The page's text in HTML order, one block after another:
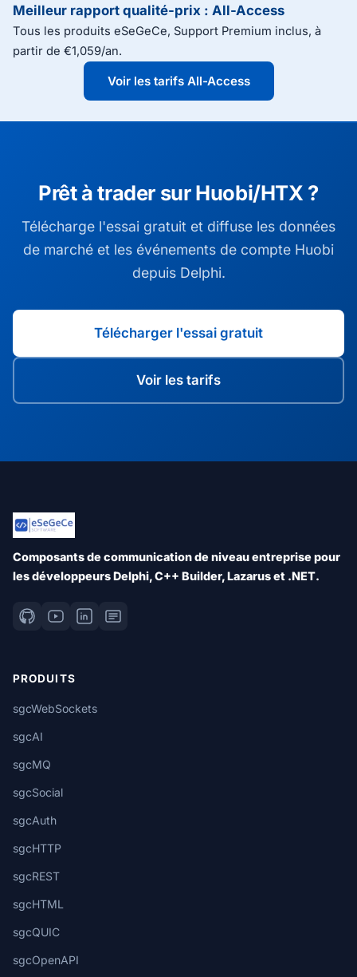
Meilleur rapport qualité-prix : All-Access
Tous les produits eSeGeCe, Support Premium inclus, à
partir de €1,059/an.
Voir les tarifs All-Access
Prêt à trader sur Huobi/HTX ?
Télécharge l'essai gratuit et diffuse les données
de marché et les événements de compte Huobi
depuis Delphi.
Télécharger l'essai gratuit
Voir les tarifs
Composants de communication de niveau entreprise pour
les développeurs Delphi, C++ Builder, Lazarus et .NET.
PRODUITS
sgcWebSockets
sgcAI
sgcMQ
sgcSocial
sgcAuth
sgcHTTP
sgcREST
sgcHTML
sgcQUIC
sgcOpenAPI